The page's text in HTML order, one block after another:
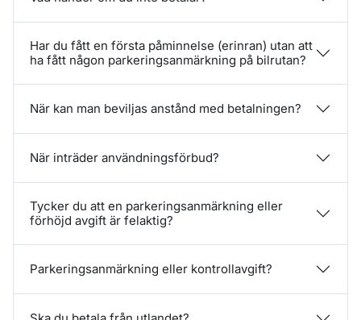
Har du fått en första påminnelse (erinran) utan att
ha fått någon parkeringsanmärkning på bilrutan?
När kan man beviljas anstånd med betalningen?
När inträder användningsförbud?
Tycker du att en parkeringsanmärkning eller
förhöjd avgift är felaktig?
Parkeringsanmärkning eller kontrollavgift?